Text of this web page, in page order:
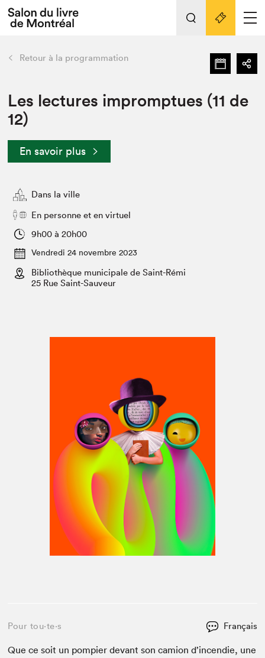
Espace exposant⋅e⋅s
Espace enseignant·e·s
Espace médias
L'événement
Préparer sa visite au Salon
Actualités
retour Nos activités
Préparer sa visite
Salon au Palais
Salon dans la ville et en ligne
Projets partenaires
Liens pratiques
Retour à la programmation
Les lectures impromptues (11 de
12)
En savoir plus
Dans la ville
En personne et en virtuel
9h00 à 20h00
Vendredi 24 novembre 2023
Bibliothèque municipale de Saint-Rémi
25 Rue Saint-Sauveur
Pour tou⋅te⋅s Français
Que ce soit un pom­pi­er devant son camion d’in­cendie, une